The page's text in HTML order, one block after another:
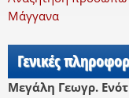
Μάγγανα
Γενικές
Μεγάλη Γεωγρ.